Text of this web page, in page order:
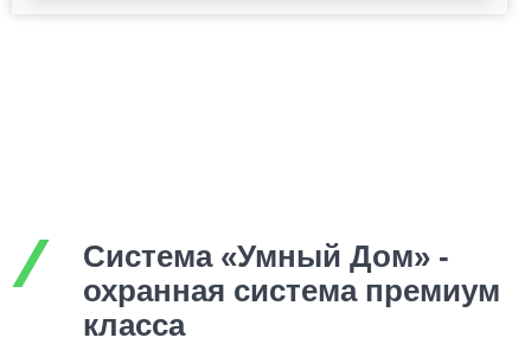
Система «Умный Дом» -
охранная система премиум
класса